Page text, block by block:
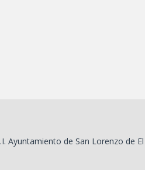
Ayuntamiento de San Lorenzo de El